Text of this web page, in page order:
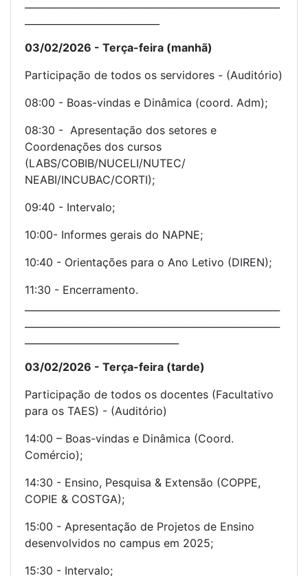
03/02/2026 - Terça-feira (manhã)
Participação de todos os servidores - (Auditório)
08:00 - Boas-vindas e Dinâmica (coord. Adm);
08:30 - Apresentação dos setores e
Coordenações dos cursos
(LABS/COBIB/NUCELI/NUTEC/
NEABI/INCUBAC/CORTI);
09:40 - Intervalo;
10:00- Informes gerais do NAPNE;
10:40 - Orientações para o Ano Letivo (DIREN);
11:30 - Encerramento.
03/02/2026 - Terça-feira (tarde)
Participação de todos os docentes (Facultativo
para os TAES) - (Auditório)
14:00 – Boas-vindas e Dinâmica (Coord.
Comércio);
14:30 - Ensino, Pesquisa & Extensão (COPPE,
COPIE & COSTGA);
15:00 - Apresentação de Projetos de Ensino
desenvolvidos no campus em 2025;
15:30 - Intervalo;